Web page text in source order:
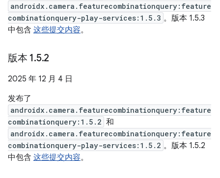
androidx.camera.featurecombinationquery:feature
combinationquery-play-services:1.5.3 。版本 1.5.3
中包含 这些提交内容。
版本 1.5.2
2025 年 12 月 4 日
发布了
androidx.camera.featurecombinationquery:feature
combinationquery:1.5.2 和
androidx.camera.featurecombinationquery:feature
combinationquery-play-services:1.5.2 。版本 1.5.2
中包含 这些提交内容。